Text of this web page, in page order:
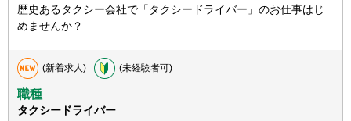
歴史あるタクシー会社で「タクシードライバー」のお仕事はじ
めませんか？
(新着求人) (未経験者可)
職種
タクシードライバー